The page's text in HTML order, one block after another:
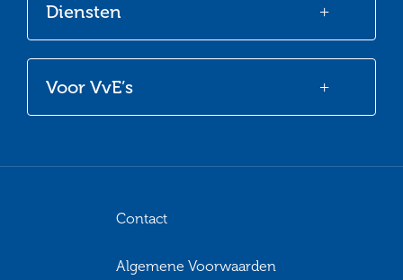
Voor VvE’s
Diensten
Contact
Algemene Voorwaarden